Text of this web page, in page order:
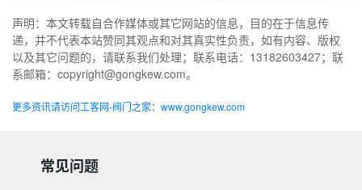
声明：本文转载自合作媒体或其它网站的信息，目的在于信息传
递，并不代表本站赞同其观点和对其真实性负责，如有内容、版权
以及其它问题的，请联系我们处理；联系电话：13182603427；联
系邮箱：copyright@gongkew.com。
更多资讯请访问工客网-阀门之家：www.gongkew.com
常见问题